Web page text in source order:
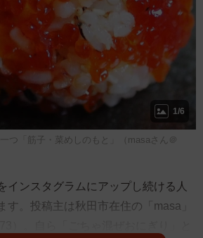
1/6
つ「筋子・菜めしのもと」（masaさん＠
ンスタグラムにアップし続ける人
す。投稿主は秋田市在住の「masa」